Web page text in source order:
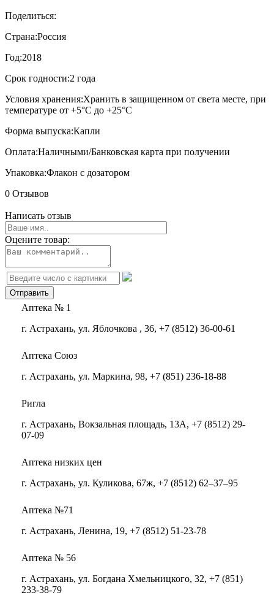
Поделиться:
Страна:Россия
Год:2018
Срок годности:2 года
Условия хранения:Хранить в защищенном от света месте, при
температуре от +5°С до +25°С
Форма выпуска:Капли
Оплата:Наличными/Банковская карта при получении
Упаковка:Флакон с дозатором
0 Отзывов
Написать отзыв
Оцените товар:
Аптека № 1
г. Астрахань, ул. Яблочкова , 36, +7 (8512) 36-00-61
Аптека Союз
г. Астрахань, ул. Маркина, 98, +7 (851) 236-18-88
Ригла
г. Астрахань, Вокзальная площадь, 13А, +7 (8512) 29-
07-09
Аптека низких цен
г. Астрахань, ул. Куликова, 67ж, +7 (8512) 62–37–95
Аптека №71
г. Астрахань, Ленина, 19, +7 (8512) 51-23-78
Аптека № 56
г. Астрахань, ул. Богдана Хмельницкого, 32, +7 (851)
233-38-79